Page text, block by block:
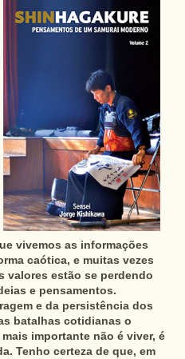
vivemos as informações
caótica, e muitas vezes
valores estão se perdendo
e pensamentos.
e da persistência dos
batalhas cotidianas o
importante não é viver, é
Tenho certeza de que, em